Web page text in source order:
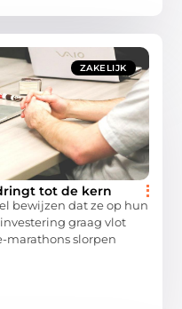
ZAKELIJK
tot de kern
bewijzen dat ze op hun
graag vlot
marathons slorpen